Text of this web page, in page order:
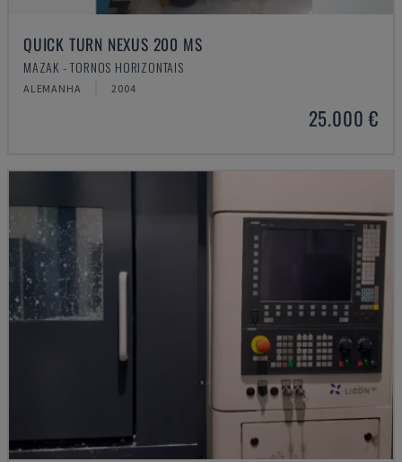
QUICK TURN NEXUS 200 MS
MAZAK - TORNOS HORIZONTAIS
ALEMANHA 2004
25.000 €